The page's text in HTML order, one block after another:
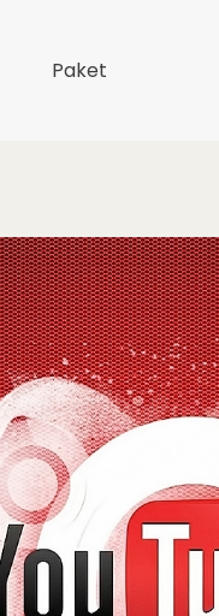
Paket